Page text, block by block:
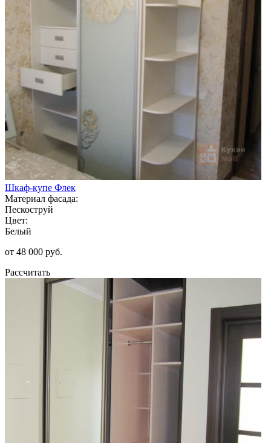
Шкаф-купе Флек
Материал фасада:
Пескоструй
Цвет:
Белый
от 48 000 руб.
Рассчитать